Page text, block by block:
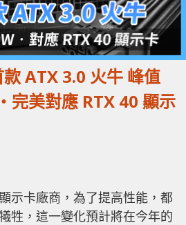
ATX 3.0 火牛 峰值
美對應 RTX 40 顯示
示卡廠商，為了提高性能，都
牲，這一變化預計將在今年的